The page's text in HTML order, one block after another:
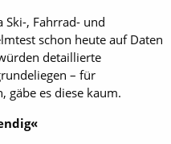
Ski-, Fahrrad- und
schon heute auf Daten
detaillierte
– für
gäbe es diese kaum.